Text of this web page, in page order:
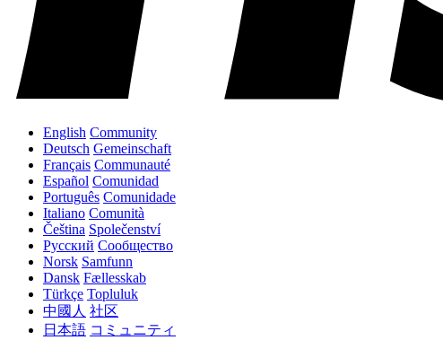
English Community
Deutsch Gemeinschaft
Français Communauté
Español Comunidad
Português Comunidade
Italiano Comunità
Čeština Společenství
Русский Сообщество
Norsk Samfunn
Dansk Fællesskab
Türkçe Topluluk
中國人 社区
日本語 コミュニティ